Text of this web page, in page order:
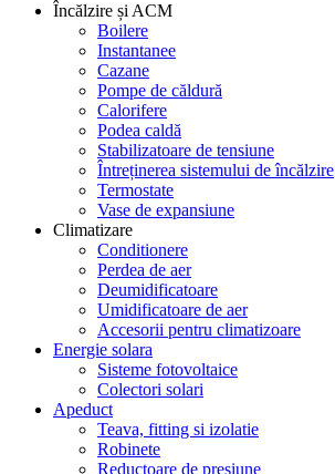
Încălzire și ACM
Boilere
Instantanee
Cazane
Pompe de căldură
Calorifere
Podea caldă
Stabilizatoare de tensiune
Întreținerea sistemului de încălzire
Termostate
Vase de expansiune
Climatizare
Conditionere
Perdea de aer
Deumidificatoare
Umidificatoare de aer
Accesorii pentru climatizoare
Energie solara
Sisteme fotovoltaice
Colectori solari
Apeduct
Teava, fitting si izolatie
Robinete
Reductoare de presiune